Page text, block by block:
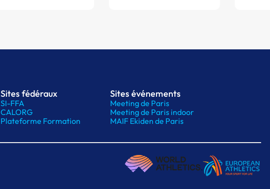
Sites fédéraux
SI-FFA
CALORG
Plateforme Formation
Sites événements
Meeting de Paris
Meeting de Paris indoor
MAIF Ekiden de Paris